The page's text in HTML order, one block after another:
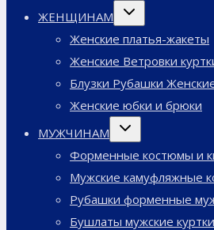
ЖЕНЩИНАМ
Переключить
дочернее
Женские платья-жакеты
Женские Ветровки
Блузки Рубашки
Женские юбки и брюки
МУЖЧИНАМ
Переключить
дочернее
Форменные костюмы и
Мужские камуфляжные
Рубашки форменные
Бушлаты мужские